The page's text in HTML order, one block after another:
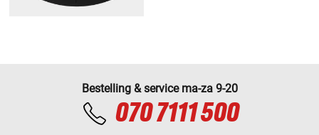
Bestelling & service ma-za 9-20
070 7111 500